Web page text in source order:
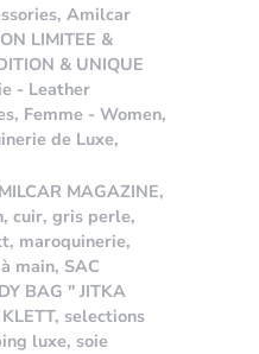
, Amilcar
LIMITEE &
& UNIQUE
- Leather
, Femme - Women,
de Luxe,
MAGAZINE,
, cuir, gris perle,
, maroquinerie,
main, SAC
BAG " JITKA
, selections
luxe, soie